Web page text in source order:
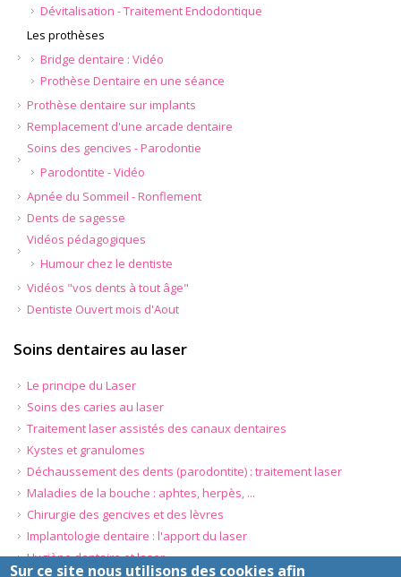
Dévitalisation - Traitement Endodontique
Les prothèses
Bridge dentaire : Vidéo
Prothèse Dentaire en une séance
Prothèse dentaire sur implants
Remplacement d'une arcade dentaire
Soins des gencives - Parodontie
Parodontite - Vidéo
Apnée du Sommeil - Ronflement
Dents de sagesse
Vidéos pédagogiques
Humour chez le dentiste
Vidéos "vos dents à tout âge"
Dentiste Ouvert mois d'Aout
Soins dentaires au laser
Le principe du Laser
Soins des caries au laser
Traitement laser assistés des canaux dentaires
Kystes et granulomes
Déchaussement des dents (parodontite) : traitement laser
Maladies de la bouche : aphtes, herpès, ...
Chirurgie des gencives et des lèvres
Implantologie dentaire : l'apport du laser
Hygiène dentaire et laser
Sur ce site nous utilisons des cookies afin